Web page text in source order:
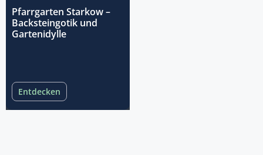
Pfarrgarten Starkow –
Backsteingotik und
Gartenidylle
Entdecken